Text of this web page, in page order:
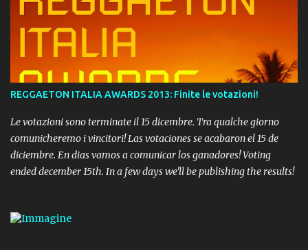
REGGAETON ITALIA AWARDS 2013: Finite le votazioni!
Le votazioni sono terminate il 15 dicembre. Tra qualche giorno
comunicheremo i vincitori! Las votaciones se acabaron el 15 de
diciembre. En dias vamos a comunicar los ganadores! Voting
ended december 15th. In a few days we'll be publishing the results!